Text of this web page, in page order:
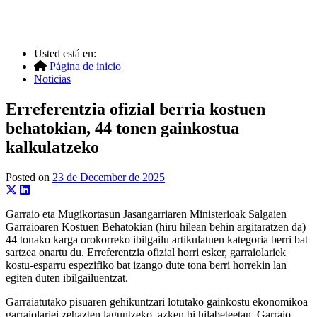
Usted está en:
Página de inicio
Noticias
Erreferentzia ofizial berria kostuen
behatokian, 44 tonen gainkostua
kalkulatzeko
Posted on 23 de December de 2025
Garraio eta Mugikortasun Jasangarriaren Ministerioak Salgaien
Garraioaren Kostuen Behatokian (hiru hilean behin argitaratzen da)
44 tonako karga orokorreko ibilgailu artikulatuen kategoria berri bat
sartzea onartu du. Erreferentzia ofizial horri esker, garraiolariek
kostu-esparru espezifiko bat izango dute tona berri horrekin lan
egiten duten ibilgailuentzat.
Garraiatutako pisuaren gehikuntzari lotutako gainkostu ekonomikoa
garraiolariei zehazten laguntzeko, azken bi hilabeteetan, Garraio